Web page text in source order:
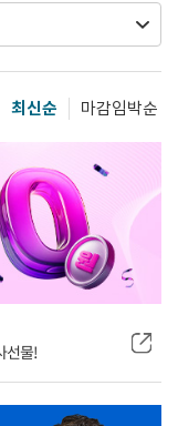
최신순 마감임박순
선물!